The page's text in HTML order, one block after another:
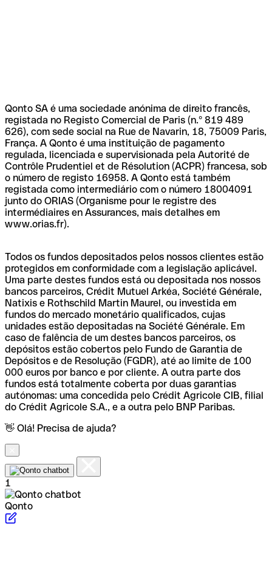
Qonto SA é uma sociedade anónima de direito francês,
registada no Registo Comercial de Paris (n.º 819 489
626), com sede social na Rue de Navarin, 18, 75009 Paris,
França. A Qonto é uma instituição de pagamento
regulada, licenciada e supervisionada pela Autorité de
Contrôle Prudentiel et de Résolution (ACPR) francesa, sob
o número de registo 16958. A Qonto está também
registada como intermediário com o número 18004091
junto do ORIAS (Organisme pour le registre des
intermédiaires en Assurances, mais detalhes em
www.orias.fr).
Todos os fundos depositados pelos nossos clientes estão
protegidos em conformidade com a legislação aplicável.
Uma parte destes fundos está ou depositada nos nossos
bancos parceiros, Crédit Mutuel Arkéa, Société Générale,
Natixis e Rothschild Martin Maurel, ou investida em
fundos do mercado monetário qualificados, cujas
unidades estão depositadas na Société Générale. Em
caso de falência de um destes bancos parceiros, os
depósitos estão cobertos pelo Fundo de Garantia de
Depósitos e de Resolução (FGDR), até ao limite de 100
000 euros por banco e por cliente. A outra parte dos
fundos está totalmente coberta por duas garantias
autónomas: uma concedida pelo Crédit Agricole CIB, filial
do Crédit Agricole S.A., e a outra pelo BNP Paribas.
👋 Olá! Precisa de ajuda?
1
Qonto